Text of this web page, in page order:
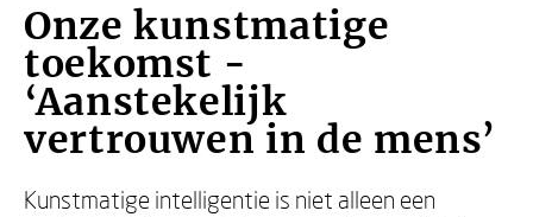
Onze kunstmatige
toekomst -
‘Aanstekelijk
vertrouwen in de mens’
Kunstmatige intelligentie is niet alleen een